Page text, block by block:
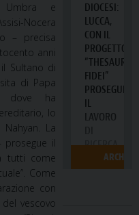
Umbra e
Nocera
– precisa
anni
Sultano di
di Papa
dove ha
lo
La
il
tutti come
Come
con
vescovo